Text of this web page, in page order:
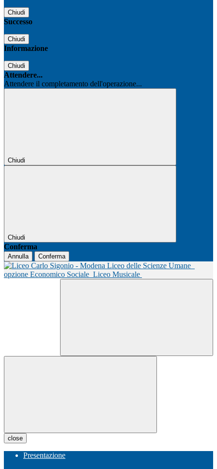
Chiudi
Successo
Chiudi
Informazione
Chiudi
Attendere...
Attendere il completamento dell'operazione...
Chiudi
Chiudi
Conferma
Annulla Conferma
Liceo delle Scienze Umane
opzione Economico Sociale Liceo Musicale
close
Presentazione